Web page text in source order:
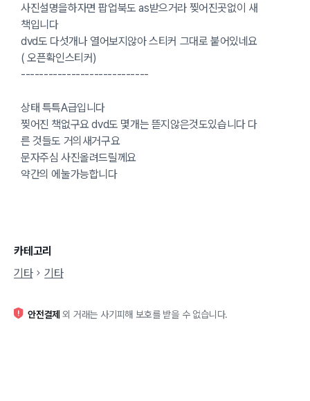
사진설명을하자면 팝업북도 as받으거라 찢어진곳없이 새
책입니다
dvd도 다섯개나 열어보지않아 스티커 그대로 붙어있네요
( 오픈확인스티커)
----------------------------
상태 특특A급입니다
찢어진 책없구요 dvd도 몇개는 뜯지않은것도있습니다 다
른 것들도 거의새거구요
문자주심 사진올려드릴께요
약간의 에눌가능합니다
카테고리
기타
기타
안전결제 외 거래는 사기피해 보호를 받을 수 없습니다.